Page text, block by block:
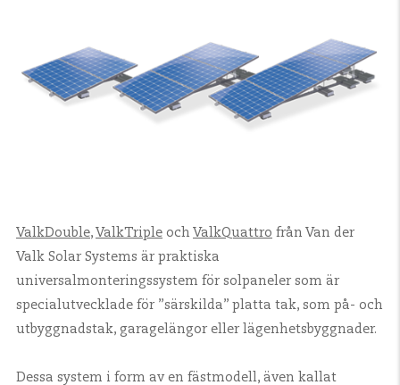
ValkDouble, ValkTriple och ValkQuattro från Van der
Valk Solar Systems är praktiska
universalmonteringssystem för solpaneler som är
specialutvecklade för ”särskilda” platta tak, som på- och
utbyggnadstak, garagelängor eller lägenhetsbyggnader.
Dessa system i form av en fästmodell, även kallat